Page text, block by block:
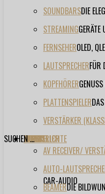
SOUNDBARSDIE
STREAMINGGERÄTE
FERNSEHEROLED,
LAUTSPRECHERFÜR
KOPFHÖRER
PLATTENSPIELER
VERSTÄRKER
TESTBERICHTE
AV RECEIVER/
AUTO-
CAR-AUDIO
BEAMERDIE
FORUM
FILME
VIDEOS
HERSTELLER
EVENT
SUCHEN ...